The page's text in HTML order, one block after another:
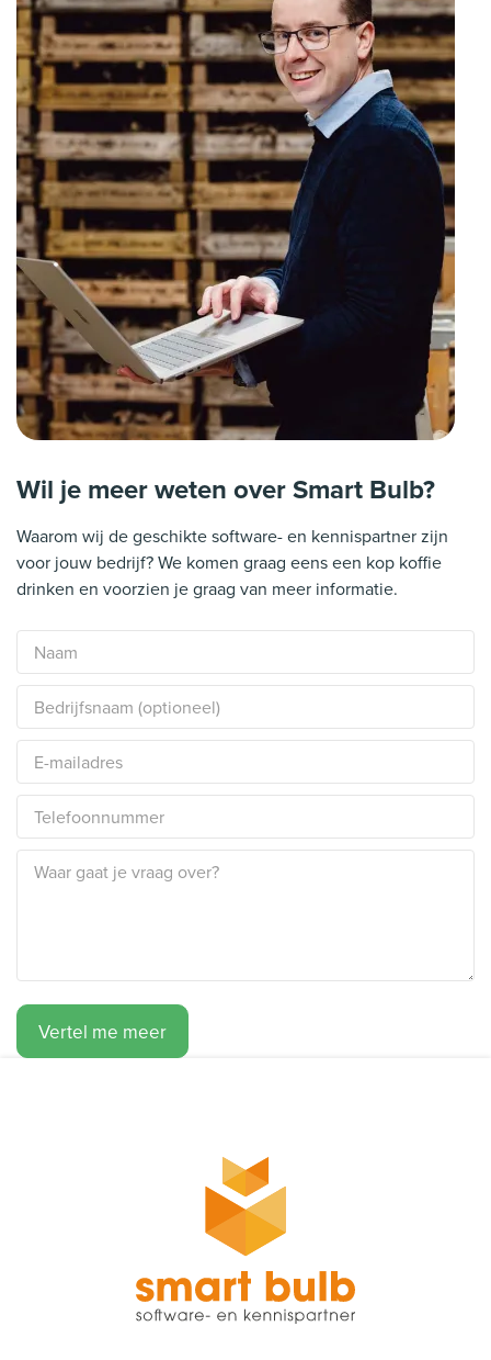
Wil je meer weten over Smart Bulb?
Waarom wij de geschikte software- en kennispartner zijn
voor jouw bedrijf? We komen graag eens een kop koffie
drinken en voorzien je graag van meer informatie.
Vertel me meer